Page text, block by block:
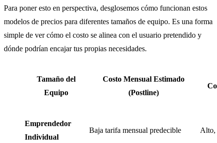
Para poner esto en perspectiva, desglosemos cómo funcionan estos
modelos de precios para diferentes tamaños de equipo. Es una forma
simple de ver cómo el costo se alinea con el usuario pretendido y
dónde podrían encajar tus propias necesidades.
Tamaño del
Equipo
Costo Mensual Estimado
(Postline)
Emprendedor
Individual
Baja tarifa mensual predecible Alto,